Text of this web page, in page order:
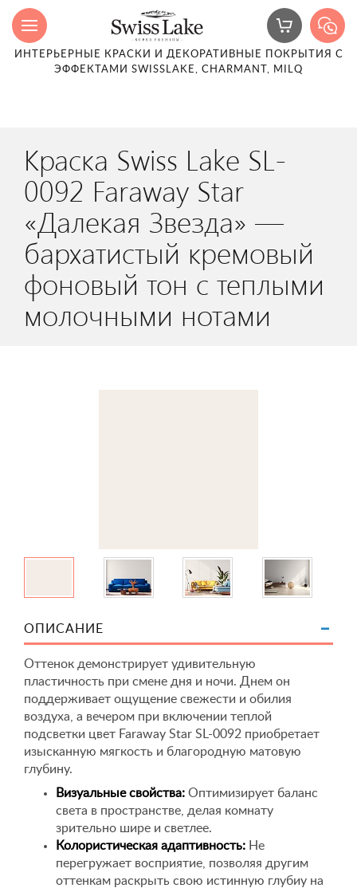
ИНТЕРЬЕРНЫЕ КРАСКИ И ДЕКОРАТИВНЫЕ ПОКРЫТИЯ С
ЭФФЕКТАМИ SWISSLAKE, CHARMANT, MILQ
Краска Swiss Lake SL-
0092 Faraway Star
«Далекая Звезда» —
бархатистый кремовый
фоновый тон с теплыми
молочными нотами
ОПИСАНИЕ
Оттенок демонстрирует удивительную
пластичность при смене дня и ночи. Днем он
поддерживает ощущение свежести и обилия
воздуха, а вечером при включении теплой
подсветки цвет Faraway Star SL-0092 приобретает
изысканную мягкость и благородную матовую
глубину.
Визуальные свойства: Оптимизирует баланс
света в пространстве, делая комнату
зрительно шире и светлее.
Колористическая адаптивность: Не
перегружает восприятие, позволяя другим
оттенкам раскрыть свою истинную глубиу на